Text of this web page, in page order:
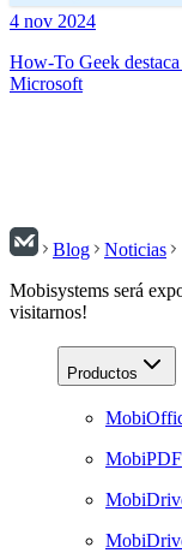
4 nov 2024
How-To Geek
Microsoft
Blog
Noticias
Mobisystems será
visitarnos!
Productos
MobiPDF